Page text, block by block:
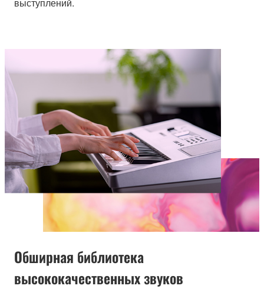
выступлений.
Обширная библиотека
высококачественных звуков